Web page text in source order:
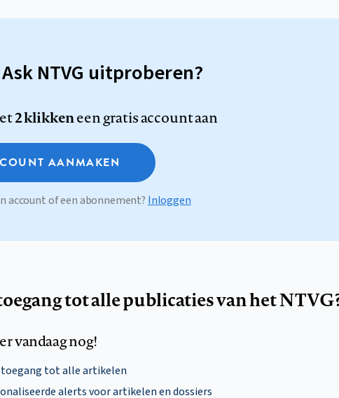
NTVG uitproberen?
2 klikkeneen gratis account aan
AANMAKEN
account of een abonnement? Inloggen
tot alle publicaties van het
vandaag nog!
tot alle artikelen
alerts voor artikelen en dossiers